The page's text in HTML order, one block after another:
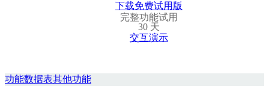
下载免费试用版
完整功能试用
30 天
交互演示
功能数据表其他功能